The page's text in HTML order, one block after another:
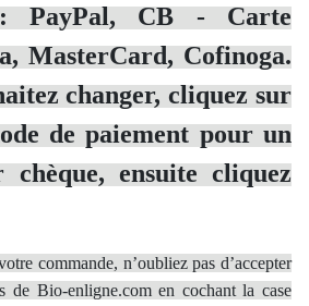
PayPal, CB - Carte
MasterCard, Cofinoga.
changer, cliquez sur
de paiement pour un
chèque, ensuite cliquez
commande, n’oubliez pas d’accepter
de Bio-enligne.com en cochant la case